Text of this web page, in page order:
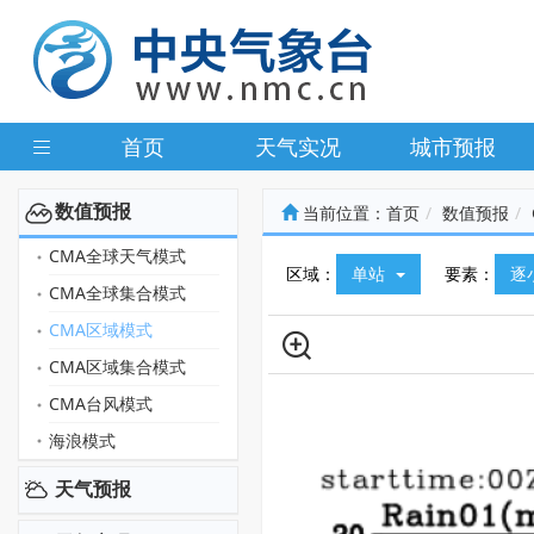
首页 天气实况 城市预报
数值预报
CMA全球天气模式
CMA全球集合模式
CMA区域模式
CMA区域集合模式
CMA台风模式
海浪模式
天气预报
当前位置： 首页 数值预报
区域： 单站 要素： 逐